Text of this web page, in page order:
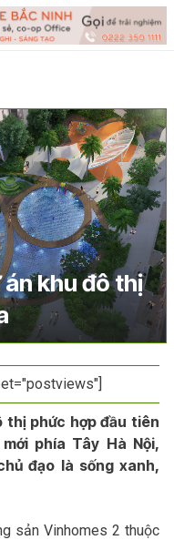
khu đô thị
thị phức hợp đầu tiên
phía Tây Hà Nội,
đạo là sống xanh,
sản Vinhomes 2 thuộc